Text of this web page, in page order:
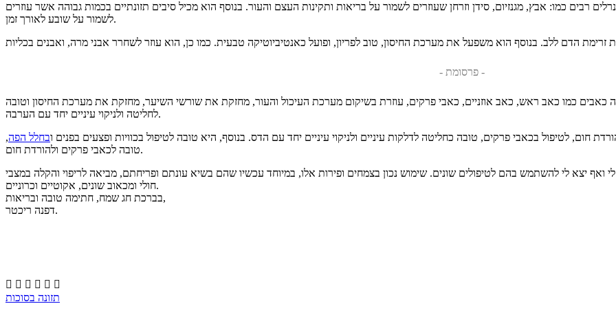
רבים כמו: אבץ, מגנזיום, סידן וזרחן שעוזרים לשמור על בריאות ותקינות העצם והעור. בנוסף הוא מכיל סיבים תזונתיים בכמות גבוהה אשר עוזרים
לשמור על שובע לאורך זמן.
- פרסומת -
כאבים כמו כאב ראש, כאב אוזניים, כאבי פרקים, עוזרת בשיקום מערכת העיכול והעור, מחזקת את שורשי השיער, מחזקת את מערכת החיסון וטובה
לחליטה ולניקוי עיניים יחד עם הערבה.
לטיפול בכאבי פרקים, טובה כחליטה לדלקות עיניים ולניקוי עיניים יחד עם הדס. בנוסף, היא טובה לטיפול בכוויות ופצעים בפנים ובחלל הפה,
טובה לכאבי פרקים ולהורדת חום.
ואף יצא לי להשתמש בהם לטיפולים שונים. שימוש נכון בצמחים ופירות אלו, במיוחד עכשיו שהם בשיא עונתם ופריחתם, מביאה לריפוי והקלה במצבי
חולי ומכאוב שונים, אקוטיים וכרוניים.
בברכת חג שמח, חתימה טובה ובריאות,
דפנה ריכטר.
     
תזונה בסוכות